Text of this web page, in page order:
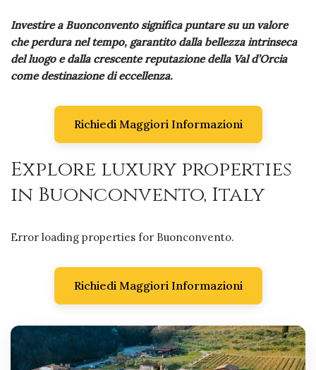
Investire a Buonconvento significa puntare su un valore
che perdura nel tempo, garantito dalla bellezza intrinseca
del luogo e dalla crescente reputazione della Val d’Orcia
come destinazione di eccellenza.
Richiedi Maggiori Informazioni
Explore luxury properties
in Buonconvento, Italy
Error loading properties for Buonconvento.
Richiedi Maggiori Informazioni